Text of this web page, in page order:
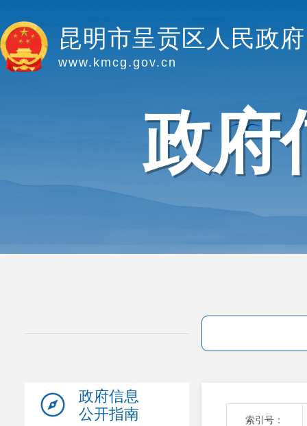
昆明市呈贡区人民政府
www.kmcg.gov.cn
政府
政府信息
公开指南
索引号：